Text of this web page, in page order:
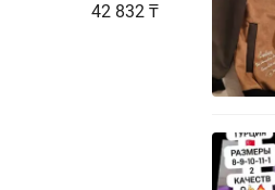
42 832 ₸